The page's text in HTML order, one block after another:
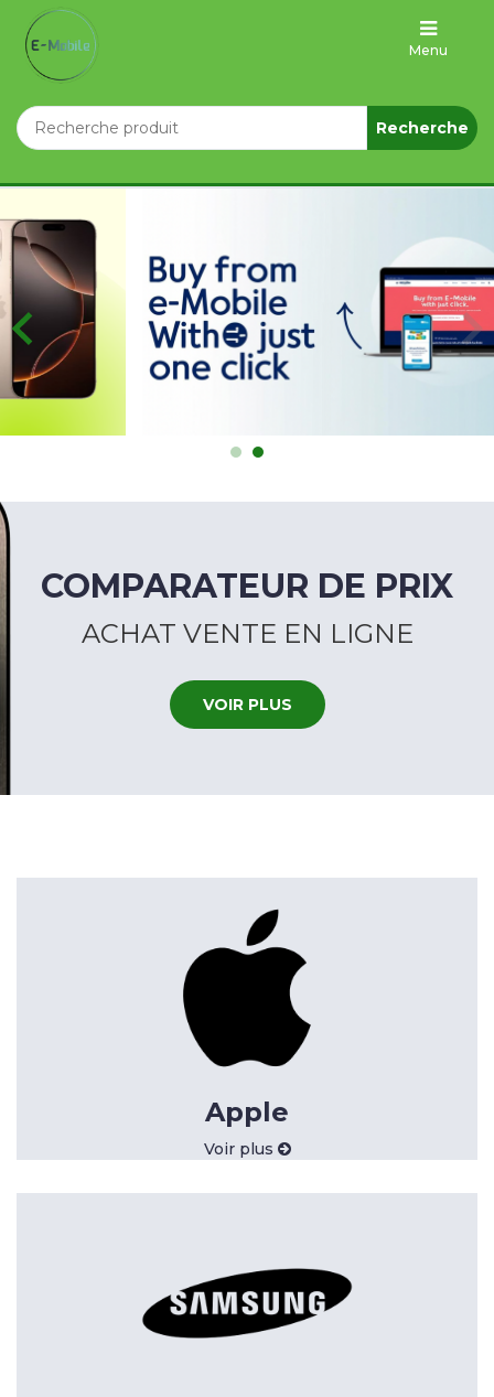
Menu
Recherche
ACCUEIL
Tablettes
MARQUES
TELEPHONE
PORTABLE
COMPARATEUR DE PRIX
ACHAT VENTE EN LIGNE
VOIR PLUS
Apple
Voir plus